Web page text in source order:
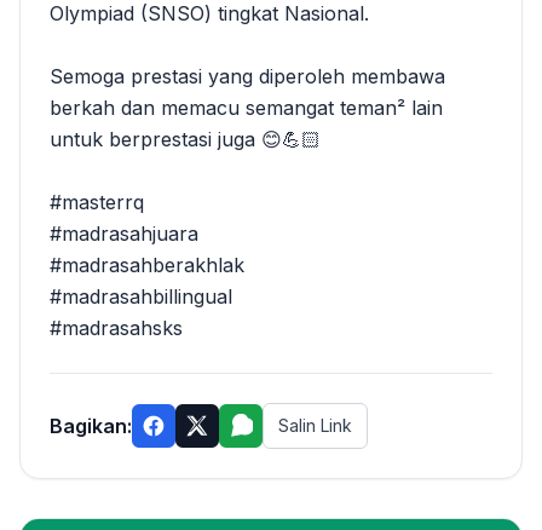
Olympiad (SNSO) tingkat Nasional.
Semoga prestasi yang diperoleh membawa
berkah dan memacu semangat teman² lain
untuk berprestasi juga 😊💪🏻
#masterrq
#madrasahjuara
#madrasahberakhlak
#madrasahbillingual
#madrasahsks
Bagikan: Salin Link